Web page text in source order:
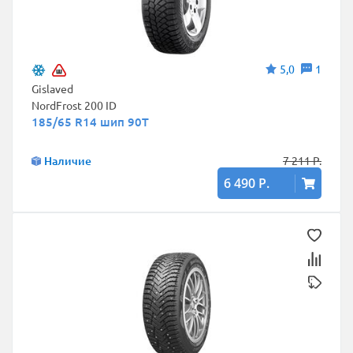
5,0
1
Gislaved
NordFrost 200 ID
185/65 R14 шип 90T
Наличие 7 211 Р.
6 490 Р.